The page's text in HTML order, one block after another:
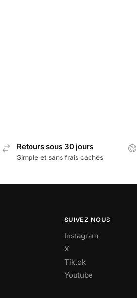
Retours sous 30 jours
Simple et sans frais cachés
SUIVEZ-NOUS
Instagram
X
Tiktok
Youtube